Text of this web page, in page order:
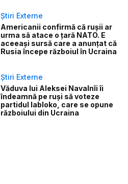
Știri Externe
Americanii confirmă că rușii ar
urma să atace o țară NATO. E
aceeași sursă care a anunțat că
Rusia începe războiul în Ucraina
Știri Externe
Văduva lui Aleksei Navalnîi îi
îndeamnă pe ruși să voteze
partidul Iabloko, care se opune
războiului din Ucraina